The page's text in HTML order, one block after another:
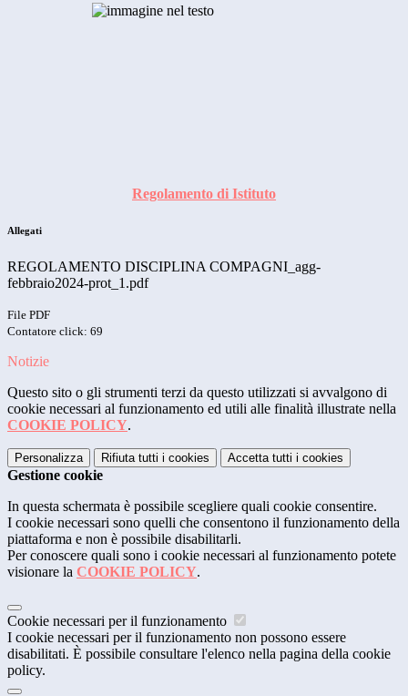
Regolamento di Istituto
Allegati
REGOLAMENTO DISCIPLINA COMPAGNI_agg-
febbraio2024-prot_1.pdf
File PDF
Contatore click: 69
Notizie
Questo sito o gli strumenti terzi da questo utilizzati si avvalgono di
cookie necessari al funzionamento ed utili alle finalità illustrate nella
COOKIE POLICY.
Personalizza Rifiuta tutti i cookies Accetta tutti i cookies
Gestione cookie
In questa schermata è possibile scegliere quali cookie consentire.
I cookie necessari sono quelli che consentono il funzionamento della
piattaforma e non è possibile disabilitarli.
Per conoscere quali sono i cookie necessari al funzionamento potete
visionare la COOKIE POLICY.
Cookie necessari per il funzionamento
I cookie necessari per il funzionamento non possono essere
disabilitati. È possibile consultare l'elenco nella pagina della cookie
policy.